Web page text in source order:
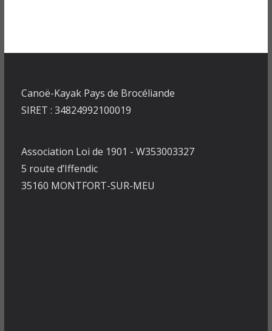
Canoë-Kayak Pays de Brocéliande
SIRET : 34824992100019
Association Loi de 1901 - W353003327
5 route d’Iffendic
35160 MONTFORT-SUR-MEU